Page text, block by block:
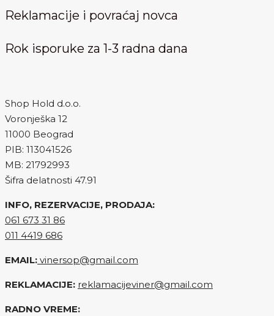
Reklamacije i povraćaj novca
Rok isporuke za 1-3 radna dana
Shop Hold d.o.o.
Voronješka 12
11000 Beograd
PIB: 113041526
MB: 21792993
Šifra delatnosti 47.91
INFO, REZERVACIJE, PRODAJA:
061 673 31 86
011 4419 686
EMAIL: vinersop@gmail.com
REKLAMACIJE: reklamacijeviner@gmail.com
RADNO VREME: